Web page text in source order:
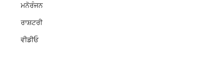
ਮਨੋਰੰਜਨ
ਰਾਸ਼ਟਰੀ
ਵੀਡੀਓ